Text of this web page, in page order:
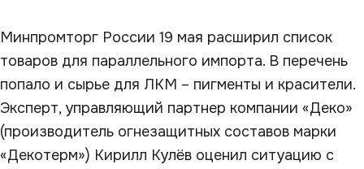
Минпромторг России 19 мая расширил список
товаров для параллельного импорта. В перечень
попало и сырье для ЛКМ – пигменты и красители.
Эксперт, управляющий партнер компании «Деко»
(производитель огнезащитных составов марки
«Декотерм») Кирилл Кулёв оценил ситуацию с